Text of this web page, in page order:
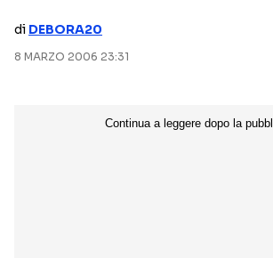
di DEBORA20
8 MARZO 2006 23:31